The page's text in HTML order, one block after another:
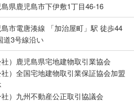
島県鹿児島市下伊敷1丁目46-16
島市電唐湊線 「加治屋町」駅 徒歩44
道3号線沿い
社）鹿児島県宅地建物取引業協会
社）全国宅地建物取引業保証協会加盟
社）九州不動産公正取引協議会